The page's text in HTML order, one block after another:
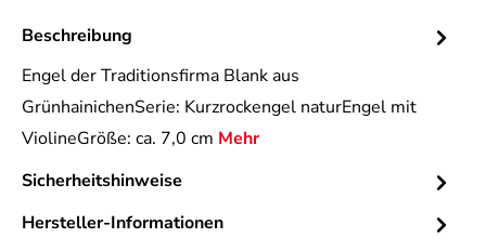
Beschreibung
Engel der Traditionsfirma Blank aus
GrünhainichenSerie: Kurzrockengel naturEngel mit
ViolineGröße: ca. 7,0 cm Mehr
Sicherheitshinweise
Hersteller-Informationen